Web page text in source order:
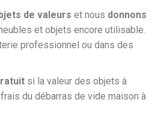
de valeurs et nous donnons
et objets encore utilisable.
professionnel ou dans des
si la valeur des objets à
du débarras de vide maison à